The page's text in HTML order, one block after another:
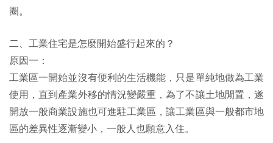
圈。
二、工業住宅是怎麼開始盛行起來的？
原因一：
工業區一開始並沒有便利的生活機能，只是單純地做為工業
使用，直到產業外移的情況變嚴重，為了不讓土地閒置，遂
開放一般商業設施也可進駐工業區，讓工業區與一般都市地
區的差異性逐漸變小，一般人也願意入住。